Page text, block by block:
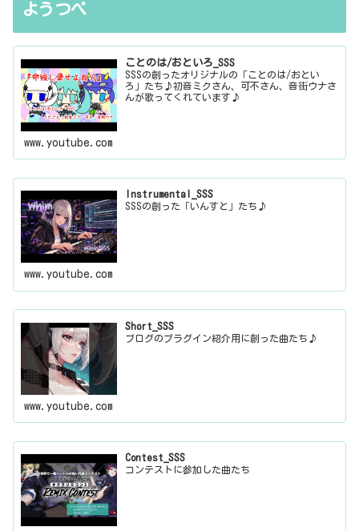
ようつべ
ことのは/おといろ_SSS
SSSの創ったオリジナルの「ことのは/おとい
ろ」たち♪初音ミクさん、可不さん、音街ウナさ
んが歌ってくれています♪
www.youtube.com
Instrumental_SSS
SSSの創った「いんすと」たち♪
www.youtube.com
Short_SSS
ブログのプラグイン紹介用に創った曲たち♪
www.youtube.com
Contest_SSS
コンテストに参加した曲たち